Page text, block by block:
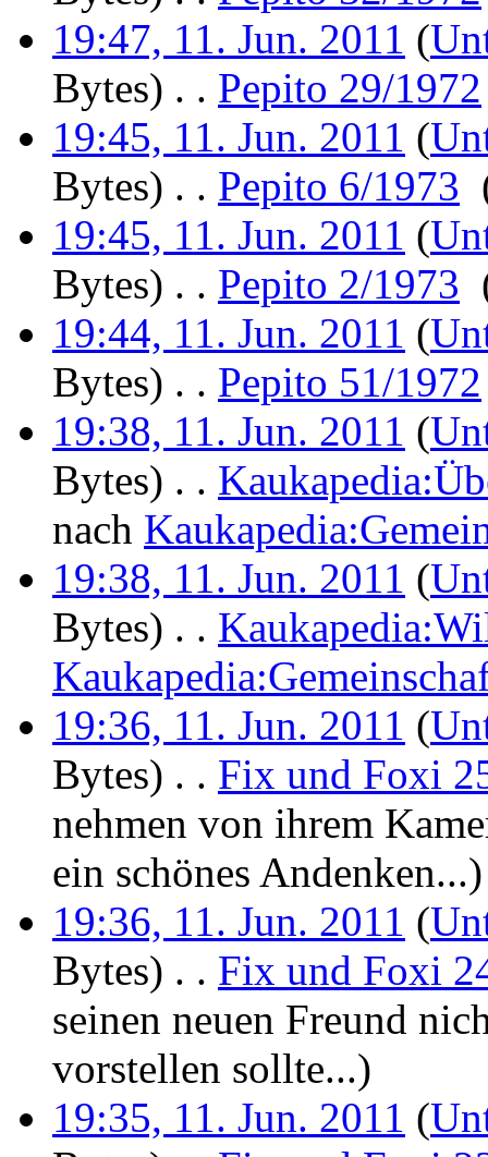
19:47, 11. Jun. 2011 (
Bytes) . . Pepito 29/1972
19:45, 11. Jun. 2011 (
Bytes) . . Pepito 6/1973
19:45, 11. Jun. 2011 (
Bytes) . . Pepito 2/1973
19:44, 11. Jun. 2011 (
Bytes) . . Pepito 51/1972
19:38, 11. Jun. 2011 (
Bytes) . .
nach
19:38, 11. Jun. 2011 (
Bytes) . .
19:36, 11. Jun. 2011 (
Bytes) . . Fix und Foxi
nehmen von ihrem
ein schönes Andenken...)
19:36, 11. Jun. 2011 (
Bytes) . . Fix und Foxi
seinen neuen Freund
vorstellen sollte...)
19:35, 11. Jun. 2011 (